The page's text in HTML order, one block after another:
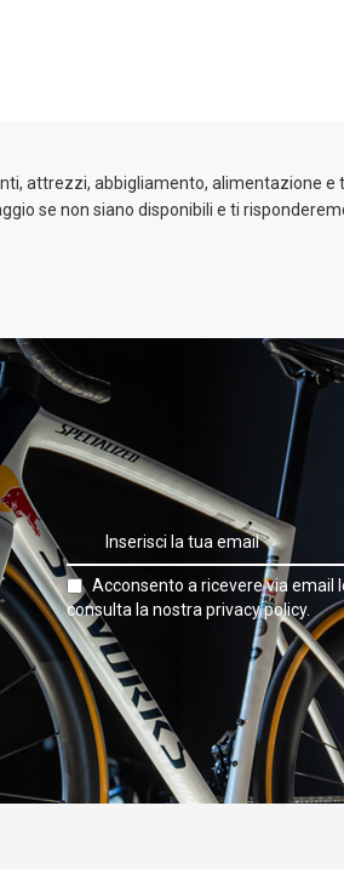
attrezzi, abbigliamento, alimentazione
se non siano disponibili e ti
Acconsento a ricevere via email
consulta la nostra privacy policy.